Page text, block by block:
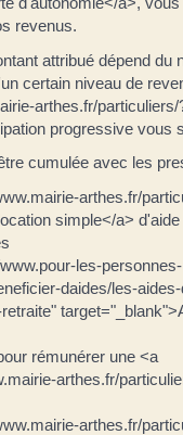
revenus.
attribué dépend du
certain niveau de
arthes.fr/particuliers/
progressive vous
cumulée avec les
arthes.fr/
simple</a>
les-personnes-
daides/les-
rémunérer une <a
arthes.fr/
arthes.fr/